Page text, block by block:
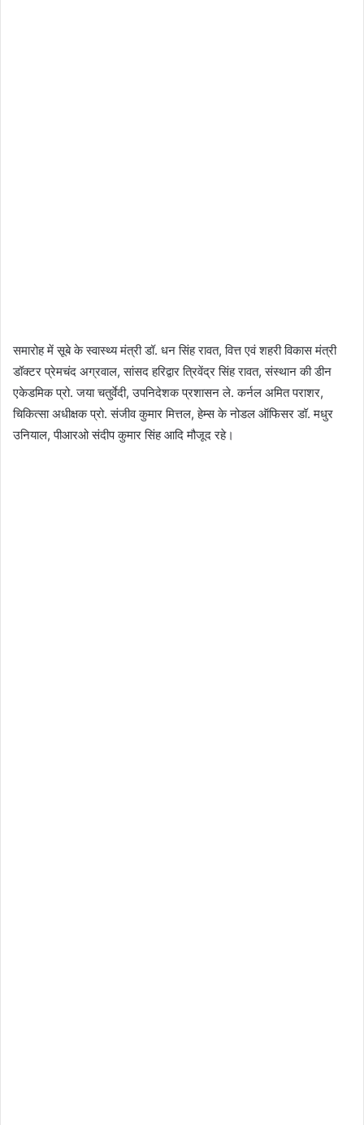
समारोह में सूबे के स्वास्थ्य मंत्री डॉ. धन सिंह रावत, वित्त एवं शहरी विकास मंत्री
डॉक्टर प्रेमचंद अग्रवाल, सांसद हरिद्वार त्रिवेंद्र सिंह रावत, संस्थान की डीन
एकेडमिक प्रो. जया चतुर्वेदी, उपनिदेशक प्रशासन ले. कर्नल अमित पराशर,
चिकित्सा अधीक्षक प्रो. संजीव कुमार मित्तल, हेम्स के नोडल ऑफिसर डॉ. मधुर
उनियाल, पीआरओ संदीप कुमार सिंह आदि मौजूद रहे।